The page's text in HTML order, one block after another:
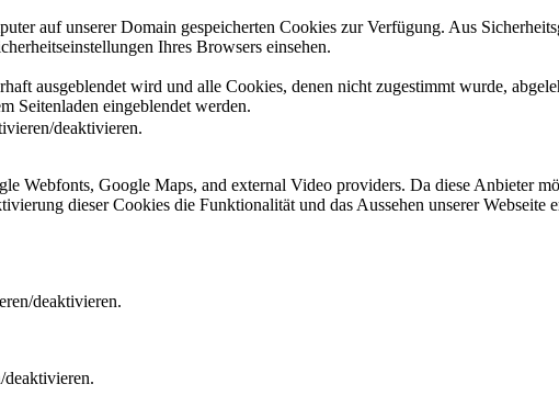
auf unserer Domain gespeicherten Cookies zur Verfügung. Aus
Ihres Browsers einsehen.
ausgeblendet wird und alle Cookies, denen nicht zugestimmt wurde,
Seitenladen eingeblendet werden.
deaktivieren.
Webfonts, Google Maps, and external Video providers. Da diese Anbieter
dieser Cookies die Funktionalität und das Aussehen unserer
deaktivieren.